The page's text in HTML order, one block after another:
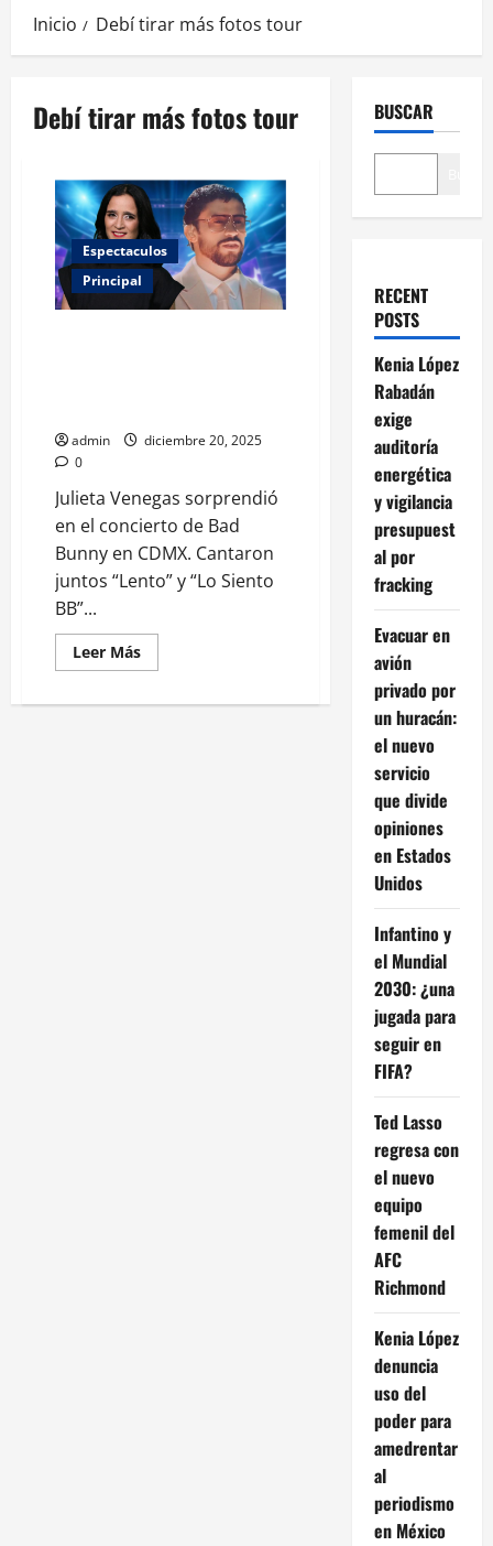
Inicio Debí tirar más fotos tour
Debí tirar más fotos tour
Espectaculos
Principal
admin
diciembre 20, 2025
0
Julieta Venegas sorprendió
en el concierto de Bad
Bunny en CDMX. Cantaron
juntos “Lento” y “Lo Siento
BB”...
Leer MásLeer
más
Julieta
BUSCAR
RECENT
POSTS
Kenia López
Rabadán
exige
auditoría
energética
y vigilancia
presupuest
al por
fracking
Evacuar en
avión
privado por
un huracán:
el nuevo
servicio
que divide
opiniones
en Estados
Unidos
Infantino y
el Mundial
2030: ¿una
jugada para
seguir en
FIFA?
Ted Lasso
regresa con
el nuevo
equipo
femenil del
AFC
Richmond
Kenia López
denuncia
uso del
poder para
amedrentar
al
periodismo
en México